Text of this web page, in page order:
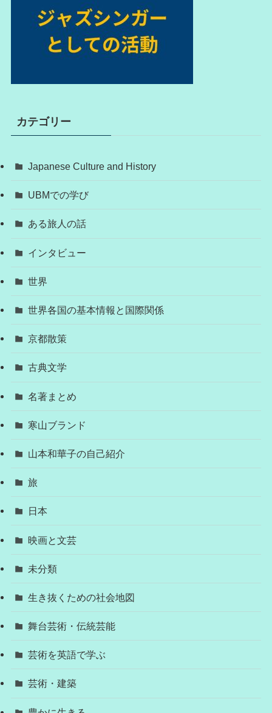
カテゴリー
Japanese Culture and History
UBMでの学び
ある旅人の話
インタビュー
世界
世界各国の基本情報と国際関係
京都散策
古典文学
名著まとめ
寒山ブランド
山本和華子の自己紹介
旅
日本
映画と文芸
未分類
生き抜くための社会地図
舞台芸術・伝統芸能
芸術を英語で学ぶ
芸術・建築